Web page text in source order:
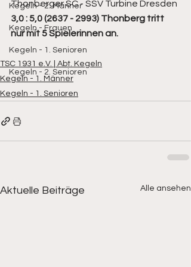
Kegeln - 2. Männer
Kegeln - Frauen
Kegeln - 1. Senioren
Kegeln - 2. Senioren
Thonberger SC - SSV Turbine Dresden
3,0 : 5,0 (2637 - 2993) Thonberg tritt
nur mit 5 Spielerinnen an.
TSC 1931 e.V. | Abt. Kegeln
Kegeln - 1. Männer
Kegeln - 1. Senioren
Aktuelle Beiträge Alle ansehen